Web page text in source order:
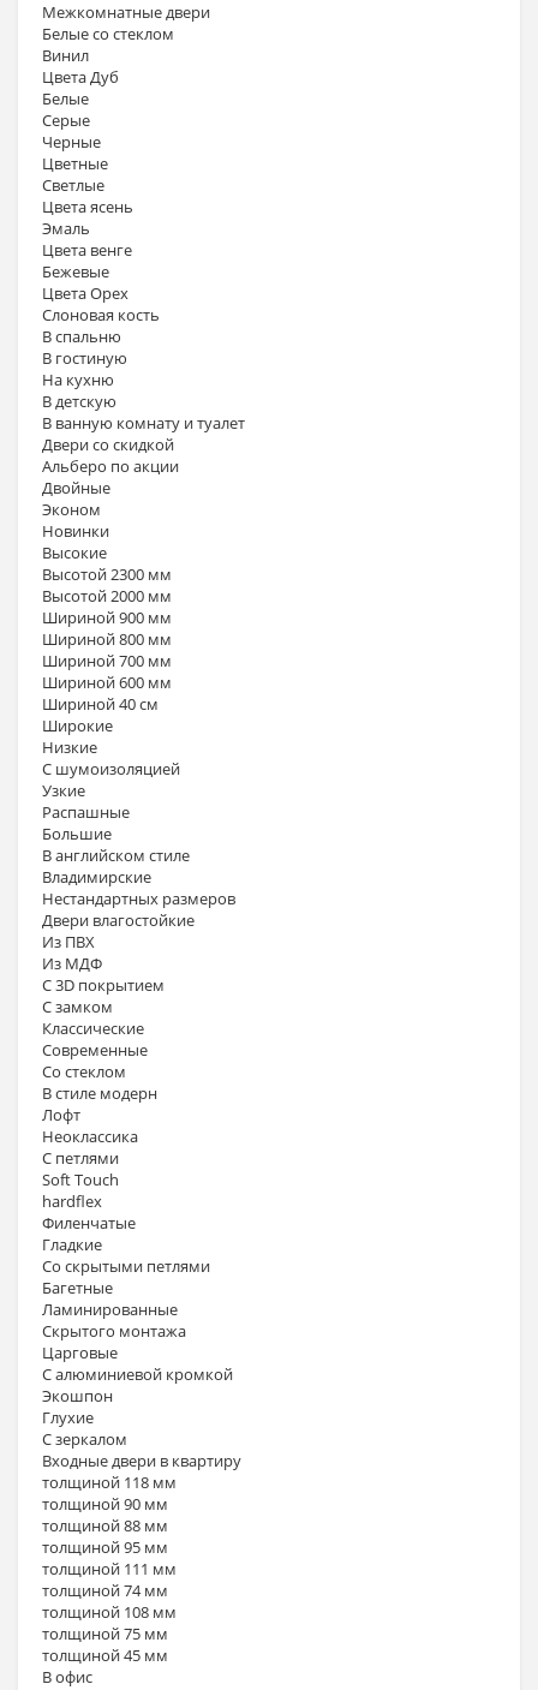
Межкомнатные двери
Белые со стеклом
Винил
Цвета Дуб
Белые
Серые
Черные
Цветные
Светлые
Цвета ясень
Эмаль
Цвета венге
Бежевые
Цвета Орех
Слоновая кость
В спальню
В гостиную
На кухню
В детскую
В ванную комнату и туалет
Двери со скидкой
Альберо по акции
Двойные
Эконом
Новинки
Высокие
Высотой 2300 мм
Высотой 2000 мм
Шириной 900 мм
Шириной 800 мм
Шириной 700 мм
Шириной 600 мм
Шириной 40 см
Широкие
Низкие
С шумоизоляцией
Узкие
Распашные
Большие
В английском стиле
Владимирские
Нестандартных размеров
Двери влагостойкие
Из ПВХ
Из МДФ
С 3D покрытием
С замком
Классические
Современные
Со стеклом
В стиле модерн
Лофт
Неоклассика
С петлями
Soft Touch
hardflex
Филенчатые
Гладкие
Со скрытыми петлями
Багетные
Ламинированные
Скрытого монтажа
Царговые
С алюминиевой кромкой
Экошпон
Глухие
С зеркалом
Входные двери в квартиру
толщиной 118 мм
толщиной 90 мм
толщиной 88 мм
толщиной 95 мм
толщиной 111 мм
толщиной 74 мм
толщиной 108 мм
толщиной 75 мм
толщиной 45 мм
В офис